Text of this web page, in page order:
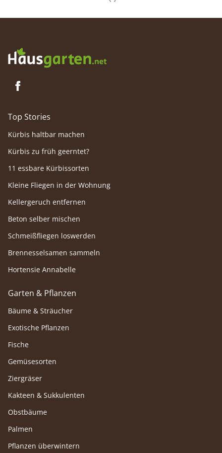
Top Stories
Kürbis haltbar machen
Kürbis zu früh geerntet?
11 essbare Kürbissorten
Kleine Fliegen in der Wohnung
Kellergeruch entfernen
Beton selber mischen
Schmeißfliegen loswerden
Brennesselsamen sammeln
Hortensie Annabelle
Garten & Pflanzen
Bäume & Sträucher
Exotische Pflanzen
Fische
Gemüsesorten
Ziergräser
Kakteen & Sukkulenten
Obstbäume
Palmen
Pflanzen überwintern